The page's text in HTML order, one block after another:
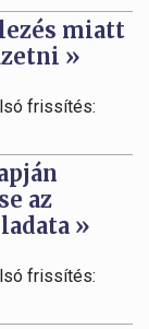
miatt
»
frissítés:
az
»
frissítés: